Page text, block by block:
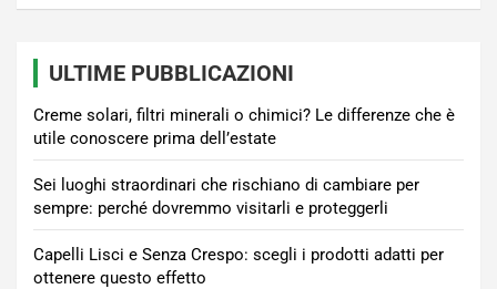
ULTIME PUBBLICAZIONI
Creme solari, filtri minerali o chimici? Le differenze che è
utile conoscere prima dell’estate
Sei luoghi straordinari che rischiano di cambiare per
sempre: perché dovremmo visitarli e proteggerli
Capelli Lisci e Senza Crespo: scegli i prodotti adatti per
ottenere questo effetto